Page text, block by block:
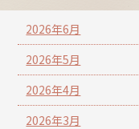
2026年6月
2026年5月
2026年4月
2026年3月